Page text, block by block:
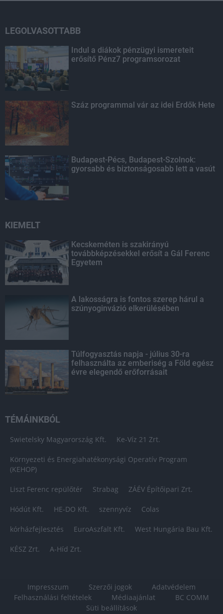
LEGOLVASOTTABB
Indul a diákok pénzügyi ismereteit
erősítő Pénz7 programsorozat
Száz programmal vár az idei Erdők Hete
Budapest-Pécs, Budapest-Szolnok:
gyorsabb és biztonságosabb lett a vasút
KIEMELT
Kecskeméten is szakirányú
továbbképzésekkel erősít a Gál Ferenc
Egyetem
A lakosságra is fontos szerep hárul a
szúnyoginvázió elkerülésében
Túlfogyasztás napja - július 30-ra
felhasználta az emberiség a Föld egész
évre elegendő erőforrásait
TÉMÁINKBÓL
Swietelsky Magyarország Kft. Ke-Víz 21 Zrt.
Környezeti és Energiahatékonysági Operatív Program
(KEHOP)
Liszt Ferenc repülőtér Strabag ZÁÉV Építőipari Zrt.
Hódút Kft. HE-DO Kft. szennyvíz Colas
kórházfejlesztés EuroAszfalt Kft. West Hungária Bau Kft.
KÉSZ Zrt. A-Híd Zrt.
Impresszum Szerzői jogok
Adatvédelem
Felhasználási feltételek
Médiaajánlat
BC COMM
Süti beállítások